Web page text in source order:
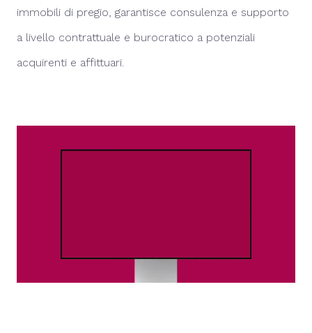
immobili di pregio, garantisce consulenza e supporto
a livello contrattuale e burocratico a potenziali
acquirenti e affittuari.